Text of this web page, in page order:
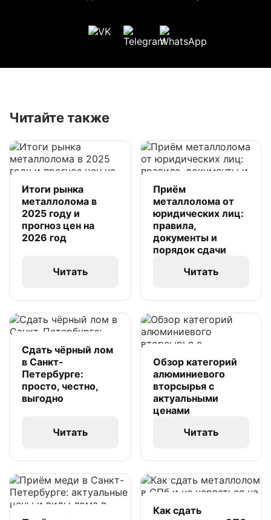
Читайте также
Итоги рынка
металлолома в
2025 году и
прогноз цен на
2026 год
Читать
Приём
металлолома от
юридических лиц:
правила,
документы и
порядок сдачи
Читать
Сдать чёрный лом
в Санкт-
Петербурге:
просто, честно,
выгодно
Читать
Обзор категорий
алюминиевого
вторсырья с
актуальными
ценами
Читать
Как сдать